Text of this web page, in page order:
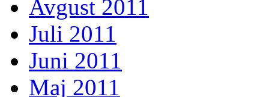
Avgust 2011
Juli 2011
Juni 2011
Maj 2011